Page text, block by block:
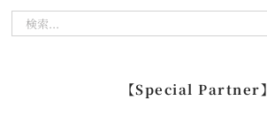
【Special Partner】